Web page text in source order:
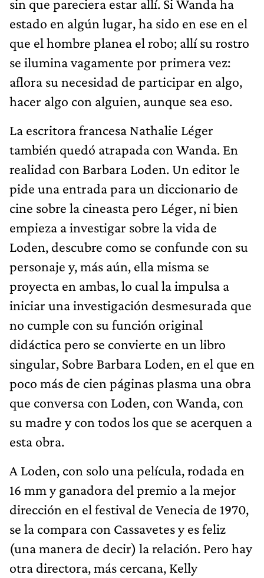
sin que pareciera estar allí. Si Wanda ha
estado en algún lugar, ha sido en ese en el
que el hombre planea el robo; allí su rostro
se ilumina vagamente por primera vez:
aflora su necesidad de participar en algo,
hacer algo con alguien, aunque sea eso.
La escritora francesa Nathalie Léger
también quedó atrapada con Wanda. En
realidad con Barbara Loden. Un editor le
pide una entrada para un diccionario de
cine sobre la cineasta pero Léger, ni bien
empieza a investigar sobre la vida de
Loden, descubre como se confunde con su
personaje y, más aún, ella misma se
proyecta en ambas, lo cual la impulsa a
iniciar una investigación desmesurada que
no cumple con su función original
didáctica pero se convierte en un libro
singular, Sobre Barbara Loden, en el que en
poco más de cien páginas plasma una obra
que conversa con Loden, con Wanda, con
su madre y con todos los que se acerquen a
esta obra.
A Loden, con solo una película, rodada en
16 mm y ganadora del premio a la mejor
dirección en el festival de Venecia de 1970,
se la compara con Cassavetes y es feliz
(una manera de decir) la relación. Pero hay
otra directora, más cercana, Kelly